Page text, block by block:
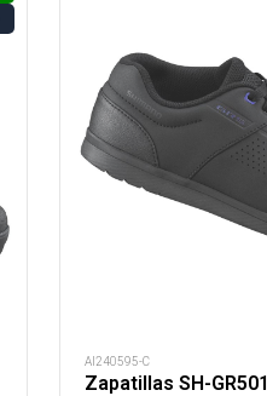
AI240595-C
Zapatillas SH-GR501